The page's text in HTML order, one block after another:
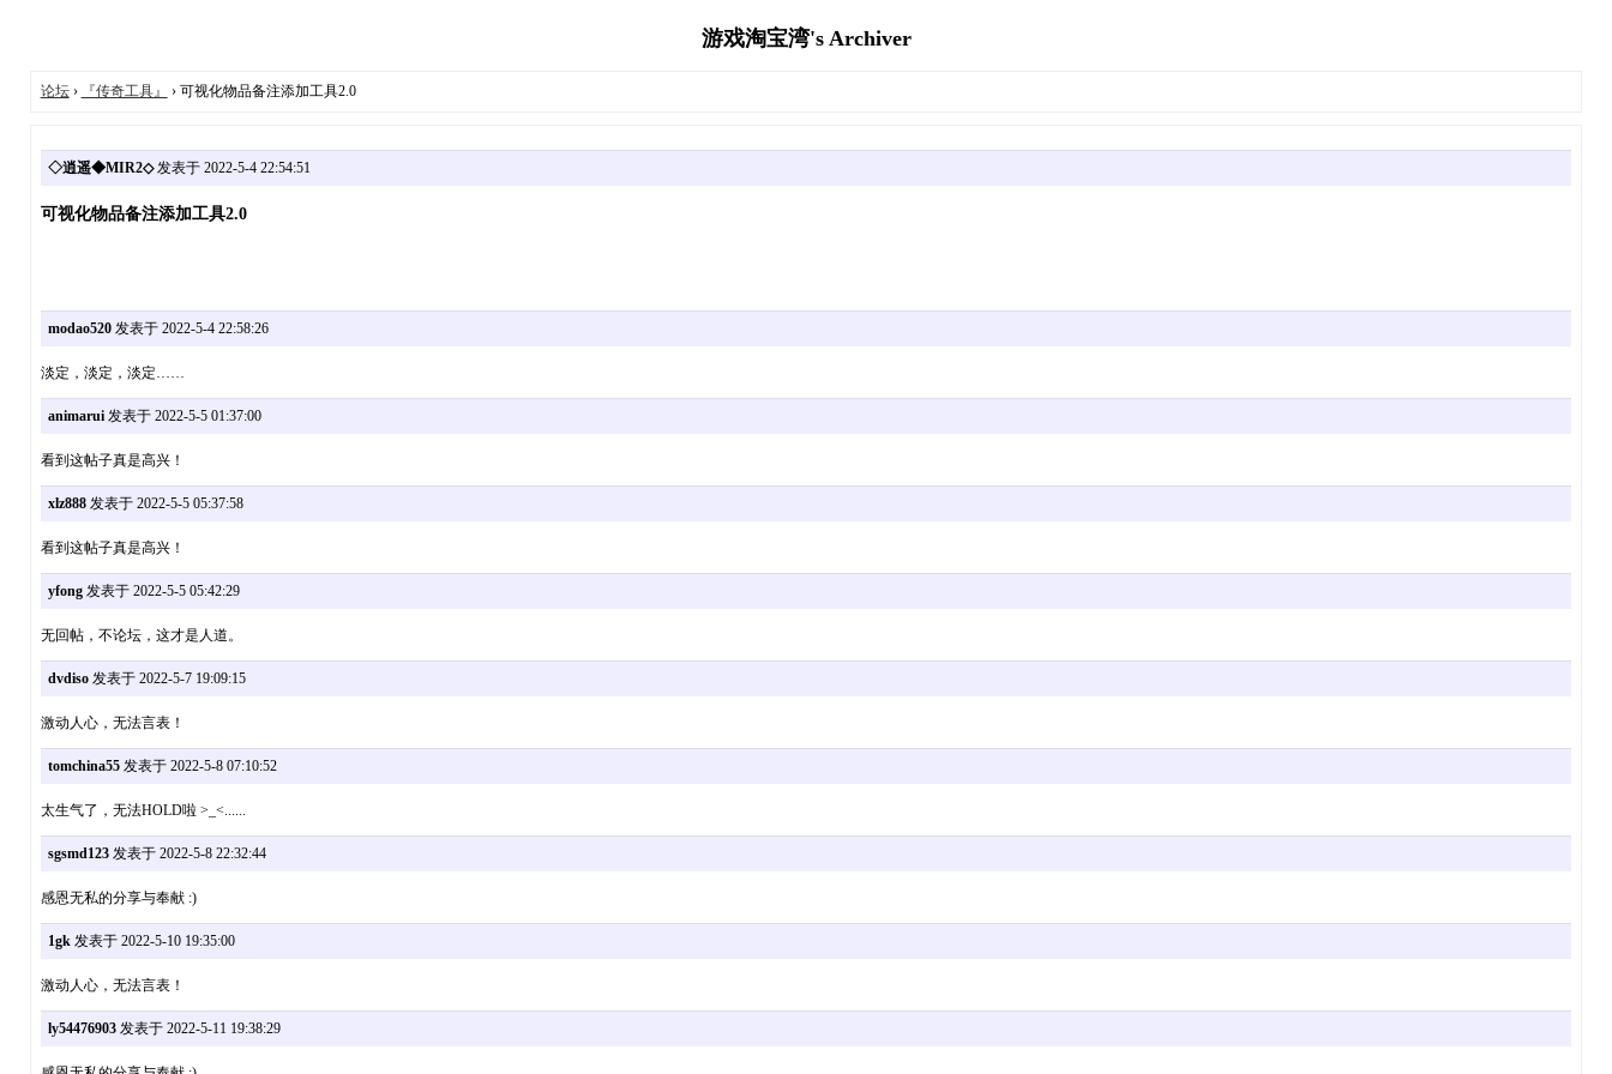
游戏淘宝湾's Archiver
论坛› 『传奇工具』 › 可视化物品备注添加工具2.0
◇逍遥◆MIR2◇发表于 2022-5-4 22:54:51
可视化物品备注添加工具2.0
modao520发表于 2022-5-4 22:58:26
淡定，淡定，淡定……
animarui发表于 2022-5-5 01:37:00
看到这帖子真是高兴！
xlz888发表于 2022-5-5 05:37:58
看到这帖子真是高兴！
yfong发表于 2022-5-5 05:42:29
无回帖，不论坛，这才是人道。
dvdiso发表于 2022-5-7 19:09:15
激动人心，无法言表！
tomchina55发表于 2022-5-8 07:10:52
太生气了，无法HOLD啦 >_<......
sgsmd123发表于 2022-5-8 22:32:44
感恩无私的分享与奉献 :)
1gk发表于 2022-5-10 19:35:00
激动人心，无法言表！
ly54476903发表于 2022-5-11 19:38:29